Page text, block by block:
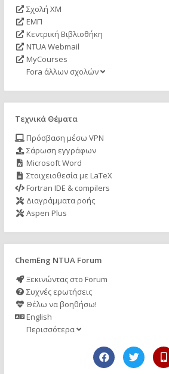
Σχολή ΧΜ
ΕΜΠ
Κεντρική Βιβλιοθήκη
NTUA Webmail
MyCourses
Fora άλλων σχολών
Τεχνικά Θέματα
Πρόσβαση μέσω VPN
Σάρωση εγγράφων
Microsoft Word
Στοιχειοθεσία με LaTeX
Fortran IDE & compilers
Διαγράμματα ροής
Aspen Plus
ChemEng NTUA Forum
Ξεκινώντας στο Forum
Συχνές ερωτήσεις
Θέλω να βοηθήσω!
English
Περισσότερα